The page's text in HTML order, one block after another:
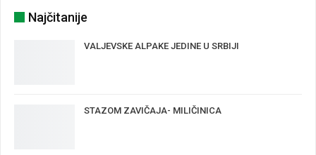
Najčitanije
VALJEVSKE ALPAKE JEDINE U SRBIJI
STAZOM ZAVIČAJA- MILIČINICA